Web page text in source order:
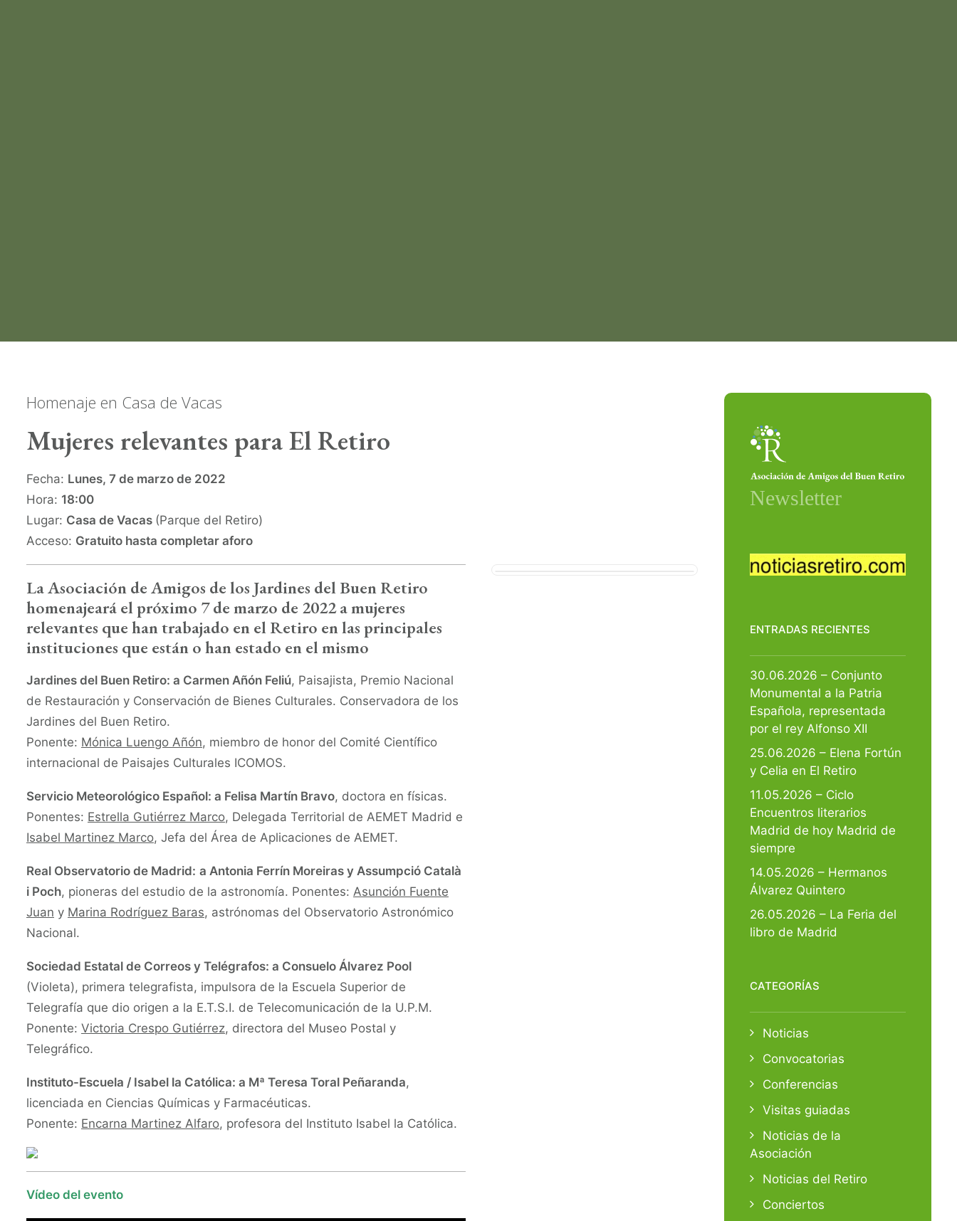
Homenaje en Casa de Vacas
Mujeres relevantes para El Retiro
Fecha: Lunes, 7 de marzo de 2022
Hora: 18:00
Lugar: Casa de Vacas (Parque del Retiro)
Acceso: Gratuito hasta completar aforo
La Asociación de Amigos de los Jardines del Buen Retiro
homenajeará el próximo 7 de marzo de 2022 a mujeres
relevantes que han trabajado en el Retiro en las principales
instituciones que están o han estado en el mismo
Jardines del Buen Retiro: a Carmen Añón Feliú, Paisajista, Premio Nacional
de Restauración y Conservación de Bienes Culturales. Conservadora de los
Jardines del Buen Retiro.
Ponente: Mónica Luengo Añón, miembro de honor del Comité Científico
internacional de Paisajes Culturales ICOMOS.
Servicio Meteorológico Español: a Felisa Martín Bravo, doctora en físicas.
Ponentes: Estrella Gutiérrez Marco, Delegada Territorial de AEMET Madrid e
Isabel Martinez Marco, Jefa del Área de Aplicaciones de AEMET.
Real Observatorio de Madrid: a Antonia Ferrín Moreiras y Assumpció Català
i Poch, pioneras del estudio de la astronomía. Ponentes: Asunción Fuente
Juan y Marina Rodríguez Baras, astrónomas del Observatorio Astronómico
Nacional.
Sociedad Estatal de Correos y Telégrafos: a Consuelo Álvarez Pool
(Violeta), primera telegrafista, impulsora de la Escuela Superior de
Telegrafía que dio origen a la E.T.S.I. de Telecomunicación de la U.P.M.
Ponente: Victoria Crespo Gutiérrez, directora del Museo Postal y
Telegráfico.
Instituto-Escuela / Isabel la Católica: a Mª Teresa Toral Peñaranda,
licenciada en Ciencias Químicas y Farmacéuticas.
Ponente: Encarna Martinez Alfaro, profesora del Instituto Isabel la Católica.
Vídeo del evento
ENTRADAS RECIENTES
30.06.2026 – Conjunto
Monumental a la Patria
Española, representada
por el rey Alfonso XII
25.06.2026 – Elena Fortún
y Celia en El Retiro
11.05.2026 – Ciclo
Encuentros literarios
Madrid de hoy Madrid de
siempre
14.05.2026 – Hermanos
Álvarez Quintero
26.05.2026 – La Feria del
libro de Madrid
CATEGORÍAS
Noticias
Convocatorias
Conferencias
Visitas guiadas
Noticias de la
Asociación
Noticias del Retiro
Conciertos